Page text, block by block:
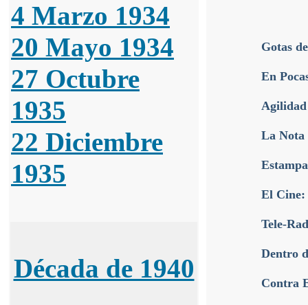
4 Marzo 1934
20 Mayo 1934
27 Octubre
1935
22 Diciembre
1935
Década de 1940
Gotas
En
La Nota
El Cine:
Tele-
Dentro
Contra